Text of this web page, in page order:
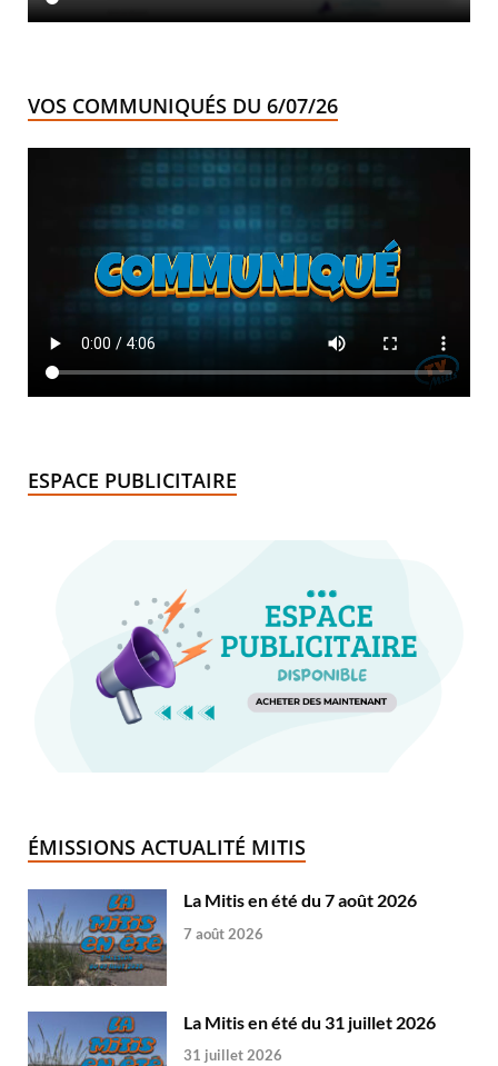
VOS COMMUNIQUÉS DU 6/07/26
ESPACE PUBLICITAIRE
ÉMISSIONS ACTUALITÉ MITIS
La Mitis en été du 7 août 2026
7 août 2026
La Mitis en été du 31 juillet 2026
31 juillet 2026